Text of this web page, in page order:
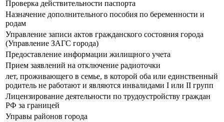
Проверка действительности паспорта
Назначение дополнительного пособия по беременности и
родам
Управление записи актов гражданского состояния города
(Управление ЗАГС города)
Предоставление информации жилищного учета
Прием заявлений на отключение радиоточки
лет, проживающего в семье, в которой оба или единственный
родитель не работают и являются инвалидами I или II групп
Лицензирование деятельности по трудоустройству граждан
РФ за границей
Управы районов города